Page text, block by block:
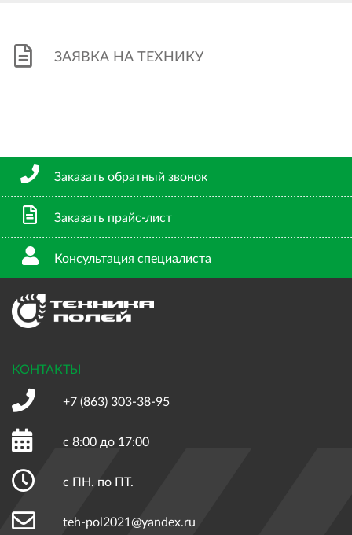
ЗАЯВКА НА ТЕХНИКУ
Заказать обратный звонок
Заказать прайс-лист
Консультация специалиста
КОНТАКТЫ
+7 (863) 303-38-95
с 8:00 до 17:00
с ПН. по ПТ.
teh-pol2021@yandex.ru